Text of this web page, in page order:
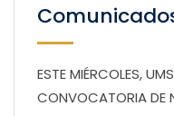
ESTE MIÉRCOLES,
CONVOCATORIA DE